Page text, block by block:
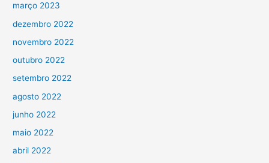
março 2023
dezembro 2022
novembro 2022
outubro 2022
setembro 2022
agosto 2022
junho 2022
maio 2022
abril 2022